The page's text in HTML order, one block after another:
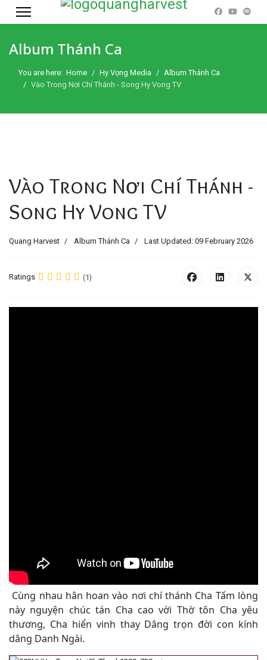
Album Thánh Ca
You are here: Home Hy Vọng Media
Album Thánh Ca
Vào Trong Nơi Chí Thánh - Song Hy Vong TV
Vào Trong Nơi Chí Thánh -
Song Hy Vong TV
Quang Harvest Album Thánh Ca Last Updated: 09 February 2026
Ratings (1)
Cùng nhau hân hoan vào nơi chí thánh Cha Tấm lòng
này nguyện chúc tán Cha cao vời Thờ tôn Cha yêu
thương, Cha hiển vinh thay Dâng trọn đời con kính
dâng Danh Ngài.